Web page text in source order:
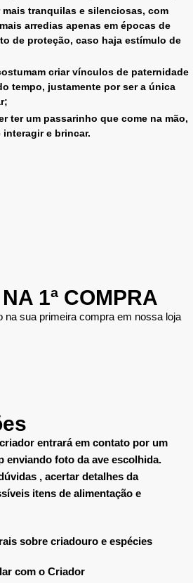
mais tranquilas e silenciosas, com
arredias apenas em épocas de
de proteção, caso haja estímulo de
criar vínculos de paternidade
tempo, justamente por ser a única
ter um passarinho que come na mão,
e brincar.
1ª COMPRA
na sua primeira compra em nossa loja
entrará em contato por um
enviando foto da ave escolhida.
, acertar detalhes da
itens de alimentação e
sobre criadouro e espécies
com o Criador